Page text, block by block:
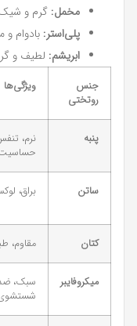
مخمل: گرم و
پلی‌استر: بادوام
ابریشم: لطیف و
جنس
روتختی
ویژگی‌ها
پنبه
نرم،
ساتن براق،
کتان مقاوم،
میکروفایبر
سبک،